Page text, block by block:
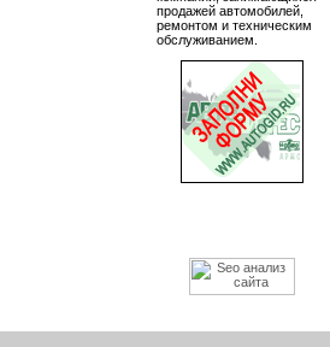
продажей автомобилей,
ремонтом и техническим
обслуживанием.